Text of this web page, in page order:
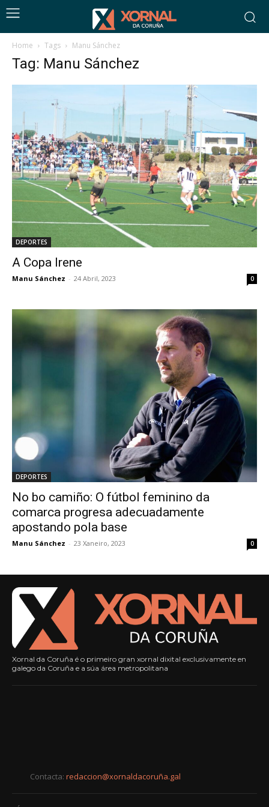
Home Tags Manu Sánchez
Tag: Manu Sánchez
DEPORTES
A Copa Irene
Manu Sánchez - 24 Abril, 2023 0
DEPORTES
No bo camiño: O fútbol feminino da
comarca progresa adecuadamente
apostando pola base
Manu Sánchez - 23 Xaneiro, 2023 0
Xornal da Coruña é o primeiro gran xornal dixital exclusivamente en
galego da Coruña e a súa área metropolitana
Contacta: redaccion@xornaldacoruña.gal